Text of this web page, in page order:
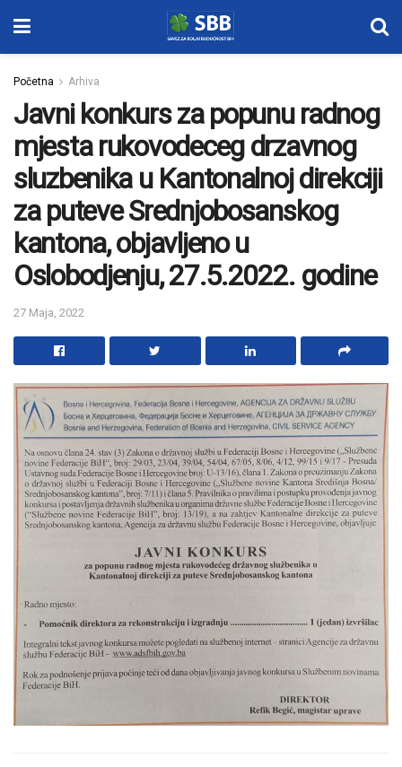
Početna Arhiva
Javni konkurs za popunu radnog
mjesta rukovodeceg drzavnog
sluzbenika u Kantonalnoj direkciji
za puteve Srednjobosanskog
kantona, objavljeno u
Oslobodjenju, 27.5.2022. godine
27 Maja, 2022